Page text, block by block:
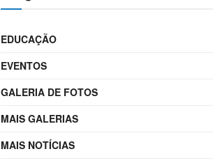
EDUCAÇÃO
EVENTOS
GALERIA DE FOTOS
MAIS GALERIAS
MAIS NOTÍCIAS